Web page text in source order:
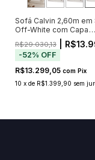
Sofá Calvin 2,60m em
Off-White com Capa
Removível e 5
R$29.030,13 |
-52% OFF
R$13.299,05 com Pix
10 x de R$1.399,90 sem